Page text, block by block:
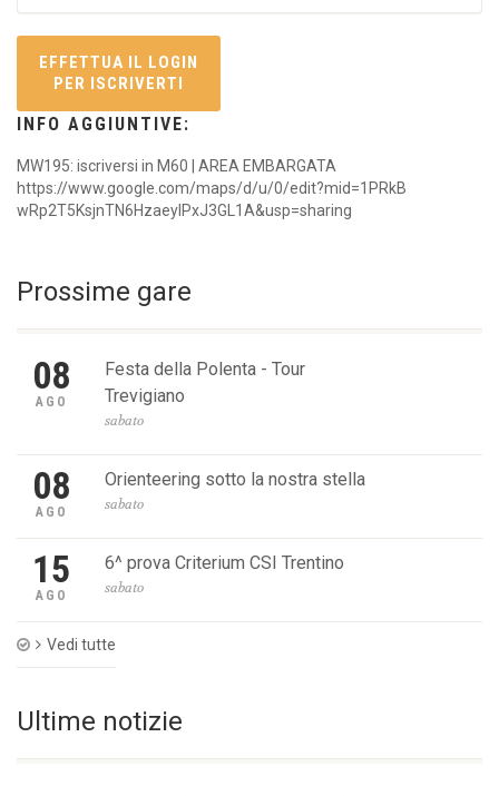
EFFETTUA IL LOGIN
PER ISCRIVERTI
INFO AGGIUNTIVE:
MW195: iscriversi in M60 | AREA EMBARGATA
https://www.google.com/maps/d/u/0/edit?mid=1PRkB
wRp2T5KsjnTN6HzaeyIPxJ3GL1A&usp=sharing
Prossime gare
08
AGO
Festa della Polenta - Tour
Trevigiano
sabato
08
AGO
Orienteering sotto la nostra stella
sabato
15
AGO
6^ prova Criterium CSI Trentino
sabato
Vedi tutte
Ultime notizie